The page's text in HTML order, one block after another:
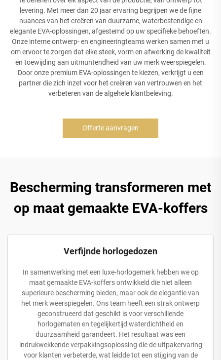
levering. Met meer dan 20 jaar ervaring begrijpen we de fijne
nuances van het creëren van duurzame, waterbestendige en
elegante EVA-oplossingen, afgestemd op uw specifieke behoeften.
Onze interne ontwerp- en engineeringteams werken samen met u
om ervoor te zorgen dat elke steek, vorm en afwerking de kwaliteit
en toewijding aan uitmuntendheid van uw merk weerspiegelen.
Door onze premium EVA-oplossingen te kiezen, verkrijgt u een
partner die zich inzet voor het creëren van vertrouwen en het
verbeteren van de algehele klantbeleving.
Offerte aanvragen
Bescherming transformeren met
op maat gemaakte EVA-koffers
Verfijnde horlogedozen
In samenwerking met een luxe-horlogemerk hebben we op
maat gemaakte EVA-koffers ontwikkeld die niet alleen
superieure bescherming bieden, maar ook de elegantie van
het merk weerspiegelen. Ons team heeft een strak ontwerp
geconstrueerd dat geschikt is voor verschillende
horlogematen en tegelijkertijd waterdichtheid en
duurzaamheid garandeert. Het resultaat was een
indrukwekkende verpakkingsoplossing die de uitpakervaring
voor klanten verbeterde, wat leidde tot een stijging van de